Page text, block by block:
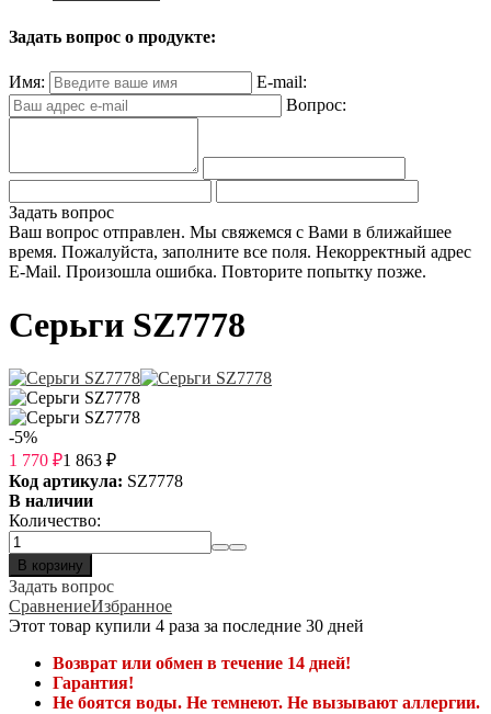
Задать вопрос о продукте:
Имя:
E-mail:
Вопрос:
Задать вопрос
Ваш вопрос отправлен. Мы свяжемся с Вами в ближайшее
время. Пожалуйста, заполните все поля. Некорректный адрес
E-Mail. Произошла ошибка. Повторите попытку позже.
Серьги SZ7778
-5%
1 770 ₽1 863 ₽
Код артикула: SZ7778
В наличии
Количество:
В корзину
Задать вопрос
СравнениеИзбранное
Этот товар купили 4 раза за последние 30 дней
Возврат или обмен в течение 14 дней!
Гарантия!
Не боятся воды. Не темнеют. Не вызывают аллергии.